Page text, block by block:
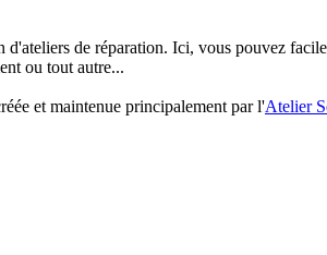
de réparation. Ici, vous pouvez
ou tout autre...
et maintenue principalement par l'Atelier